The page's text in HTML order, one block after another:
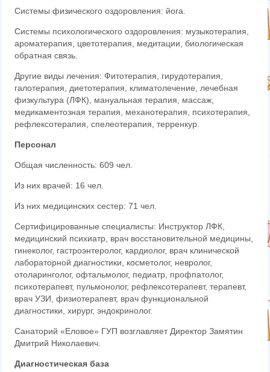
Системы физического оздоровления: йога.
Системы психологического оздоровления: музыкотерапия,
ароматерапия, цветотерапия, медитации, биологическая
обратная связь.
Другие виды лечения: Фитотерапия, гирудотерапия,
галотерапия, диетотерапия, климатолечение, лечебная
физкультура (ЛФК), мануальная терапия, массаж,
медикаментозная терапия, механотерапия, психотерапия,
рефлексотерапия, спелеотерапия, терренкур.
Персонал
Общая численность: 609 чел.
Из них врачей: 16 чел.
Из них медицинских сестер: 71 чел.
Сертифицированные специалисты: Инструктор ЛФК,
медицинский психиатр, врач восстановительной медицины,
гинеколог, гастроэнтеролог, кардиолог, врач клинической
лабораторной диагностики, косметолог, невролог,
отоларинголог, офтальмолог, педиатр, профпатолог,
психотерапевт, пульмонолог, рефлексотерапевт, терапевт,
врач УЗИ, физиотерапевт, врач функциональной
диагностики, хирург, эндокринолог.
Санаторий «Еловое» ГУП возглавляет Директор Замятин
Дмитрий Николаевич.
Диагностическая база